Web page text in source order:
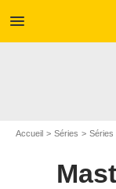
menu
Accueil Séries Séries